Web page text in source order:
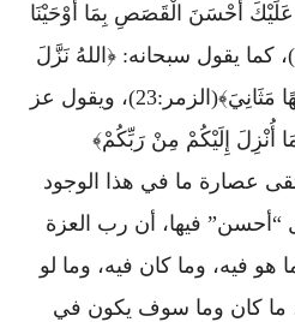
أَحْسَنَ الْقَصَصِ بِمَا أَوْحَيْنَا
إِلَيْكَ هَذَا الْقُرْآنَ﴾(يوسف:3)، كما يقول سبحانه: ﴿اللهُ نَزَّلَ
أَحْسَنَ الْحَدِيثِ كِتَابًا مُتَشَابِهًا مَثَانِيَ﴾(الزمر:23)، ويقول عز
أُنْزِلَ إِلَيْكُمْ مِنْ رَبِّكُمْ﴾
منتقى عصارة ما في هذا الوجود
فيها، أن رب العزة
هو فيه، وما كان فيه، وما لو
ما كان وما سوف يكون في